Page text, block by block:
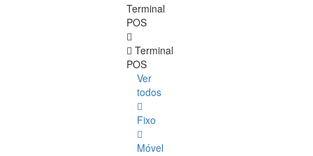
Terminal
POS
Terminal
POS
Ver
todos
Fixo
Móvel